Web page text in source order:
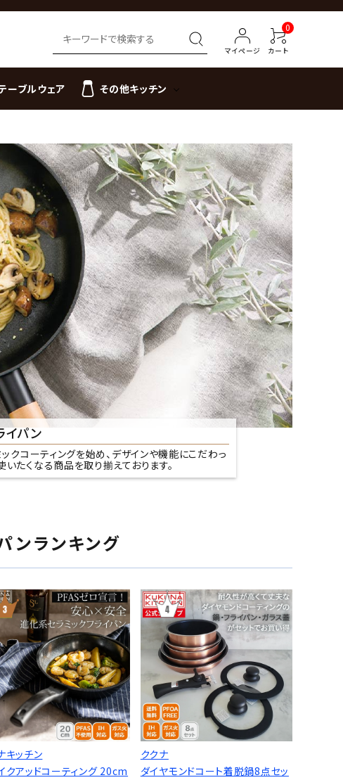
マイページ
0
カート
ーブルウェア その他キッチン
イパン
クコーティングを始め、デザインや機能にこだわっ
たくなる商品を取り揃えております。
ンランキング
キッチン
クアッドコーティング 20cm
ククナ
ダイヤモンドコート着脱鍋8点セッ